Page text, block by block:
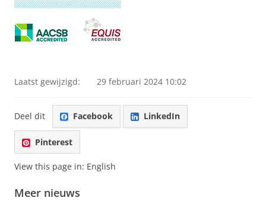
Laatst gewijzigd: 29 februari 2024 10:02
Deel dit Facebook LinkedIn
Pinterest
View this page in: English
Meer nieuws